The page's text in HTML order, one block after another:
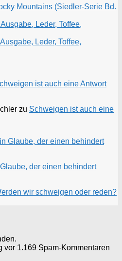
Mountains (Siedler-Serie Bd.
Leder, Toffee,
Leder, Toffee,
ist auch eine Antwort
zu Schweigen ist auch eine
Glaube, der einen behindert
der einen behindert
wir schweigen oder reden?
vor 1.169 Spam-Kommentaren